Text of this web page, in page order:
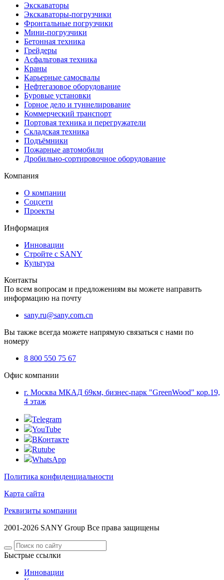
Экскаваторы
Экскаваторы-погрузчики
Фронтальные погрузчики
Мини-погрузчики
Бетонная техника
Грейдеры
Асфальтовая техника
Краны
Карьерные самосвалы
Нефтегазовое оборудование
Буровые установки
Горное дело и туннелирование
Коммерческий транспорт
Портовая техника и перегружатели
Складская техника
Подъёмники
Пожарные автомобили
Дробильно-сортировочное оборудование
Компания
О компании
Соцсети
Проекты
Информация
Инновации
Стройте с SANY
Культура
Контакты
По всем вопросам и предложениям вы можете направить
информацию на почту
sany.ru@sany.com.cn
Вы также всегда можете напрямую связаться с нами по
номеру
8 800 550 75 67
Офис компании
г. Москва МКАД 69км, бизнес-парк "GreenWood" кор.19,
4 этаж
Telegram
YouTube
ВКонтакте
Rutube
WhatsApp
Политика конфиденциальности
Карта сайта
Реквизиты компании
2001-2026 SANY Group Все права защищены
Быстрые ссылки
Инновации